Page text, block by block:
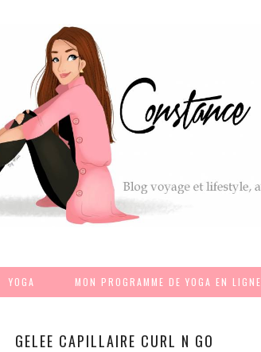
YOGA MON PROGRAMME DE YOGA EN LIGNE
GELEE CAPILLAIRE CURL N GO